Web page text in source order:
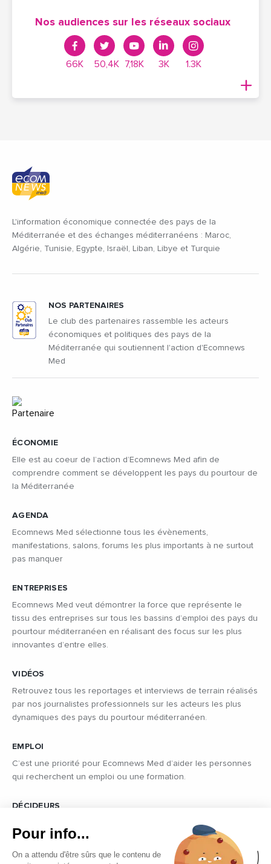
Nos audiences sur les réseaux sociaux
66K 50,4K 7,18K 3K 1.3K
L'information économique connectée des pays de la
Méditerranée et des échanges méditerranéens : Maroc,
Algérie, Tunisie, Egypte, Israël, Liban, Libye et Turquie
ÉCONOMIE
Elle est au coeur de l’action d’Ecomnews Med afin de
comprendre comment se développent les pays du pourtour de
la Méditerranée
AGENDA
Ecomnews Med sélectionne tous les évènements,
manifestations, salons, forums les plus importants à ne surtout
pas manquer
ENTREPRISES
Ecomnews Med veut démontrer la force que représente le
tissu des entreprises sur tous les bassins d’emploi des pays du
pourtour méditerranéen en réalisant des focus sur les plus
innovantes d’entre elles.
VIDÉOS
Retrouvez tous les reportages et interviews de terrain réalisés
par nos journalistes professionnels sur les acteurs les plus
dynamiques des pays du pourtour méditerranéen.
EMPLOI
C’est une priorité pour Ecomnews Med d’aider les personnes
qui recherchent un emploi ou une formation.
DÉCIDEURS
Quels sont les décideurs qui font l’actualité économique et
politique des pays du pourtour de la Méditerranée.
NOS PARTENAIRES
Le club des partenaires rassemble les acteurs
économiques et politiques des pays de la
Méditerranée qui soutiennent l'action d'Ecomnews
Med
Pour info...
On a attendu d'être sûrs que le contenu de